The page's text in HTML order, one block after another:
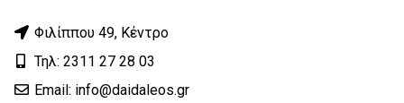
Φιλίππου 49, Κέντρο
Τηλ: 2311 27 28 03
Εmail: info@daidaleos.gr